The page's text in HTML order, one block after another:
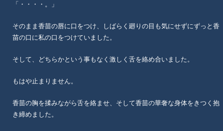
「・・・・。」
そのまま香苗の唇に口をつけ、しばらく廻りの目も気にせずにずっと香
苗の口に私の口をつけていました。
そして、どちらかという事もなく激しく舌を絡め合いました。
もはや止まりません。
香苗の胸を揉みながら舌を絡ませ、そして香苗の華奢な身体をきつく抱
き締めました。